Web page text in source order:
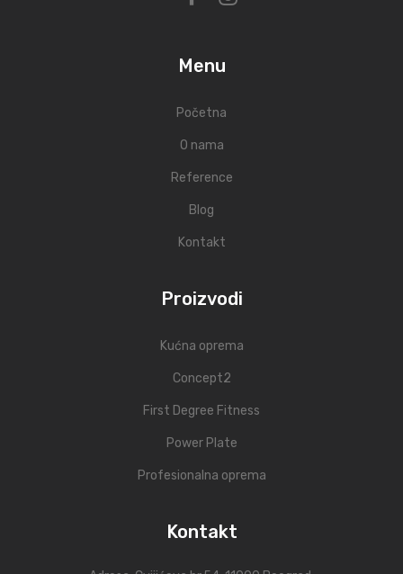
Menu
Početna
O nama
Reference
Blog
Kontakt
Proizvodi
Kućna oprema
Concept2
First Degree Fitness
Power Plate
Profesionalna oprema
Kontakt